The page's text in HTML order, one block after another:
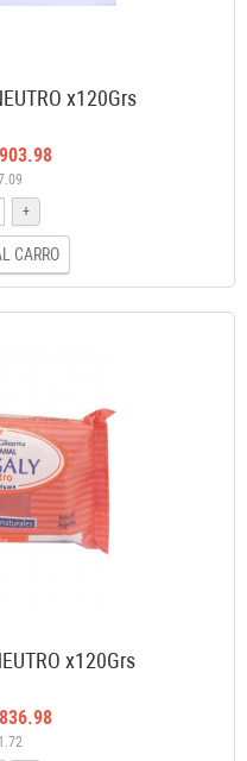
x120Grs
+
CARRO
x120Grs